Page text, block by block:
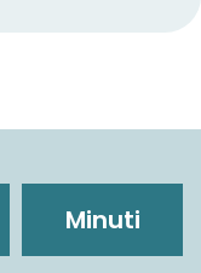
Minuti